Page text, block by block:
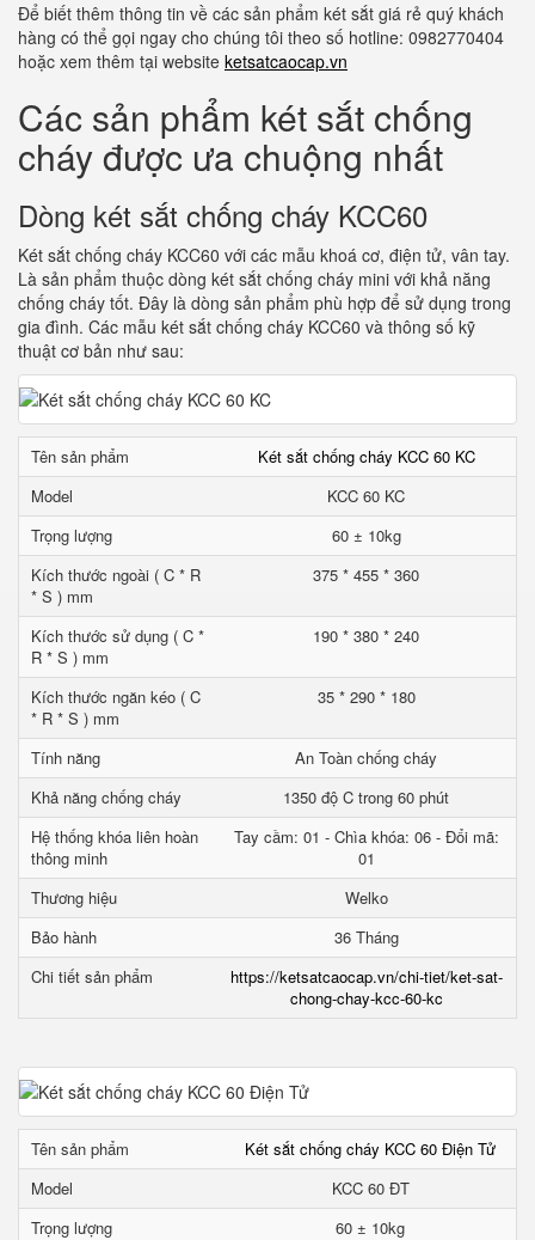
Để biết thêm thông tin về các sản phẩm két sắt giá rẻ quý khách
hàng có thể gọi ngay cho chúng tôi theo số hotline: 0982770404
hoặc xem thêm tại website ketsatcaocap.vn
Các sản phẩm két sắt chống
cháy được ưa chuộng nhất
Dòng két sắt chống cháy KCC60
Két sắt chống cháy KCC60 với các mẫu khoá cơ, điện tử, vân tay.
Là sản phẩm thuộc dòng két sắt chống cháy mini với khả năng
chống cháy tốt. Đây là dòng sản phẩm phù hợp để sử dụng trong
gia đình. Các mẫu két sắt chống cháy KCC60 và thông số kỹ
thuật cơ bản như sau:
Tên sản phẩm
Két sắt chống cháy KCC 60 KC
Model
KCC 60 KC
Trọng lượng
60 ± 10kg
Kích thước ngoài ( C * R
* S ) mm
375 * 455 * 360
Kích thước sử dụng ( C *
R * S ) mm
190 * 380 * 240
Kích thước ngăn kéo ( C
* R * S ) mm
35 * 290 * 180
Tính năng
An Toàn chống cháy
Khả năng chống cháy
1350 độ C trong 60 phút
Hệ thống khóa liên hoàn
thông minh
Tay cầm: 01 - Chìa khóa: 06 - Đổi mã:
01
Thương hiệu
Welko
Bảo hành
36 Tháng
Chi tiết sản phẩm
https://ketsatcaocap.vn/chi-tiet/ket-sat-
chong-chay-kcc-60-kc
Tên sản phẩm
Két sắt chống cháy KCC 60 Điện Tử
Model
KCC 60 ĐT
Trọng lượng
60 ± 10kg